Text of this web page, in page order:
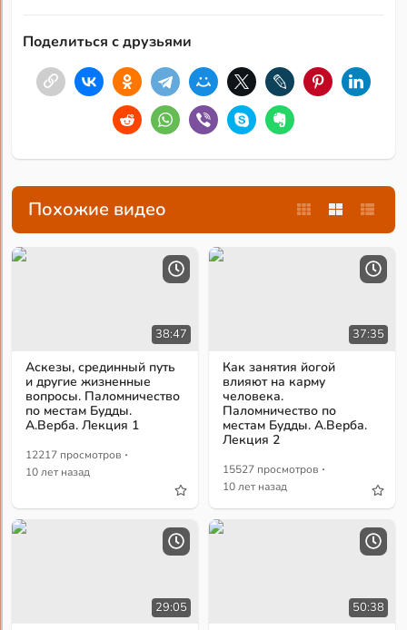
Поделиться с друзьями
Похожие видео
38:47
Аскезы, срединный путь
и другие жизненные
вопросы. Паломничество
по местам Будды.
А.Верба. Лекция 1
12217 просмотров ·
10 лет назад
37:35
Как занятия йогой
влияют на карму
человека.
Паломничество по
местам Будды. А.Верба.
Лекция 2
15527 просмотров ·
10 лет назад
29:05 50:38